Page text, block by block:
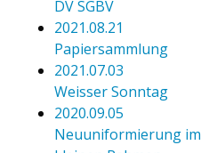
DV SGBV
2021.08.21
Papiersammlung
2021.07.03
Weisser Sonntag
2020.09.05
Neuuniformierung im